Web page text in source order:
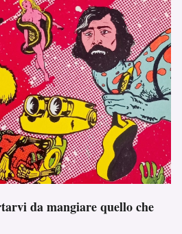
da mangiare quello che